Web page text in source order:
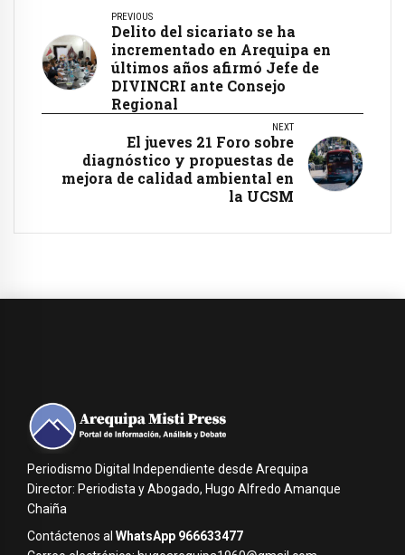
PREVIOUS
Delito del sicariato se ha
incrementado en Arequipa en
últimos años afirmó Jefe de
DIVINCRI ante Consejo
Regional
NEXT
El jueves 21 Foro sobre
diagnóstico y propuestas de
mejora de calidad ambiental en
la UCSM
Periodismo Digital Independiente desde Arequipa
Director: Periodista y Abogado, Hugo Alfredo Amanque
Chaiña
Contáctenos al WhatsApp 966633477